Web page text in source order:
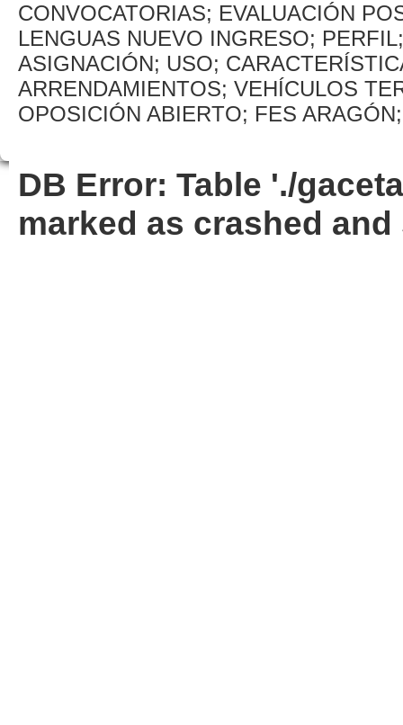
CONVOCATORIAS; EVALUACIÓN
LENGUAS NUEVO INGRESO;
ASIGNACIÓN; USO;
ARRENDAMIENTOS; VEHÍCULOS
OPOSICIÓN ABIERTO; FES
DB Error: Table './
marked as crashed